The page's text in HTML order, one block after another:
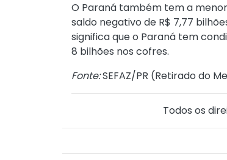
O Paraná também tem a
saldo negativo de R$ 7,77
significa que o Paraná tem
8 bilhões nos cofres.
Fonte:SEFAZ/PR (Retirado do
Todos os